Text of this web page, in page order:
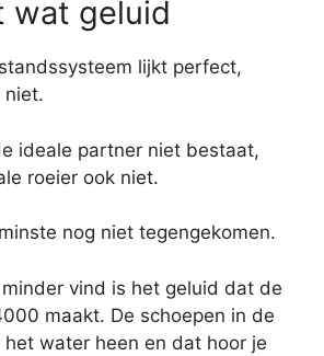
wat geluid
lijkt perfect,
niet.
ideale partner niet bestaat,
roeier ook niet.
nog niet tegengekomen.
vind is het geluid dat de
maakt. De schoepen in de
water heen en dat hoor je